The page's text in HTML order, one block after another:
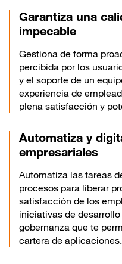
Garantiza una
impecable
Gestiona de forma
percibida por los
y el soporte de un
experiencia de
plena satisfacción y
Automatiza y
empresariales
Automatiza las tareas
procesos para liberar
satisfacción de los
iniciativas de
gobernanza que te
cartera de aplicaciones.